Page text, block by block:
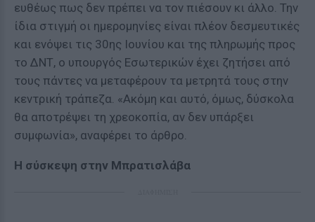
ευθέως πως δεν πρέπει να τον πιέσουν κι άλλο. Την
ίδια στιγμή οι ημερομηνίες είναι πλέον δεσμευτικές
και ενόψει τις 30ης Ιουνίου και της πληρωμής προς
το ΔΝΤ, ο υπουργός Εσωτερικών έχει ζητήσει από
τους πάντες να μεταφέρουν τα μετρητά τους στην
κεντρική τράπεζα. «Ακόμη και αυτό, όμως, δύσκολα
θα αποτρέψει τη χρεοκοπία, αν δεν υπάρξει
συμφωνία», αναφέρει το άρθρο.
Η σύσκεψη στην Μπρατισλάβα